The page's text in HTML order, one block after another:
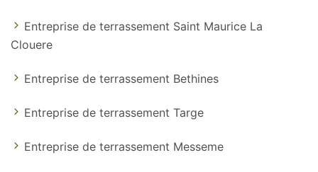
Entreprise de terrassement Saint Maurice La
Clouere
Entreprise de terrassement Bethines
Entreprise de terrassement Targe
Entreprise de terrassement Messeme